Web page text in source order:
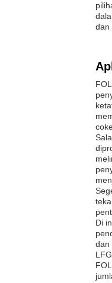
dan
Di
dan